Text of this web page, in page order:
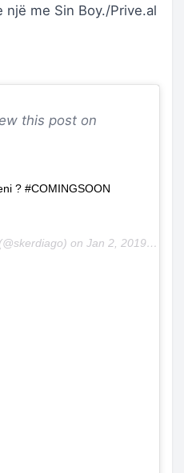
me Sin Boy./Prive.al
this post on
? #COMINGSOON
(@skerdiago) on Jan 2, 2019 at 9:18am PST